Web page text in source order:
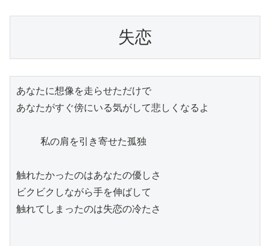
失恋
あなたに想像を走らせただけで
あなたがすぐ傍にいる気がして悲しくなるよ
    私の肩を引き寄せた孤独
触れたかったのはあなたの優しさ
ビクビクしながら手を伸ばして
触れてしまったのは失恋の冷たさ